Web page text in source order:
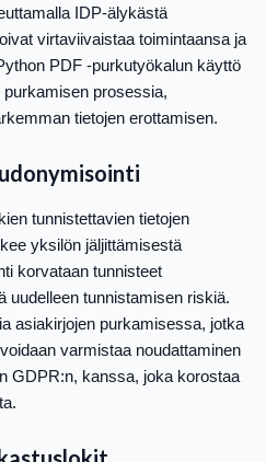
IDP-älykästä
virtaviivaistaa toimintaansa ja
PDF -purkutyökalun käyttö
prosessia,
tietojen erottamisen.
tunnistettavien tietojen
yksilön jäljittämisestä
korvataan tunnisteet
uudelleen tunnistamisen riskiä.
asiakirjojen purkamisessa, jotka
varmistaa noudattaminen
GDPR:n, kanssa, joka korostaa